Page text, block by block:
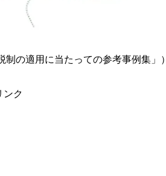
の適用に当たっての参考事例集」）
ンク